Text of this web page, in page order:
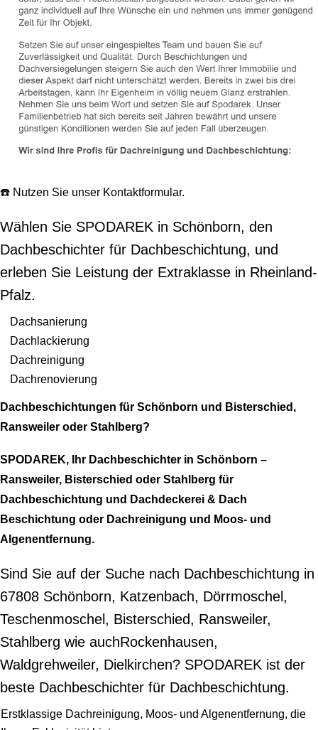
☎️ Nutzen Sie unser Kontaktformular.
Wählen Sie SPODAREK in Schönborn, den
Dachbeschichter für Dachbeschichtung, und
erleben Sie Leistung der Extraklasse in Rheinland-
Pfalz.
Dachsanierung
Dachlackierung
Dachreinigung
Dachrenovierung
Dachbeschichtungen für Schönborn und Bisterschied,
Ransweiler oder Stahlberg?
SPODAREK, Ihr Dachbeschichter in Schönborn –
Ransweiler, Bisterschied oder Stahlberg für
Dachbeschichtung und Dachdeckerei & Dach
Beschichtung oder Dachreinigung und Moos- und
Algenentfernung.
Sind Sie auf der Suche nach Dachbeschichtung in
67808 Schönborn, Katzenbach, Dörrmoschel,
Teschenmoschel, Bisterschied, Ransweiler,
Stahlberg wie auchRockenhausen,
Waldgrehweiler, Dielkirchen? SPODAREK ist der
beste Dachbeschichter für Dachbeschichtung.
Erstklassige Dachreinigung, Moos- und Algenentfernung, die